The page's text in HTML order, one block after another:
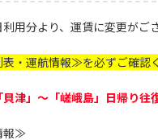
用分より、運賃に変更がご
・運航情報≫を必ずご確認
「貝津」～「嵯峨島」日帰り往
報≫